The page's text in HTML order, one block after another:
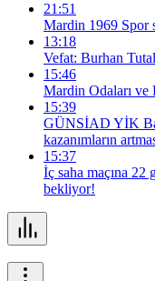
21:51
Mardin 1969 Spor
13:18
Vefat: Burhan Tutal
15:46
Mardin Odaları ve
15:39
GÜNSİAD YİK
kazanımların
15:37
İç saha maçına
bekliyor!